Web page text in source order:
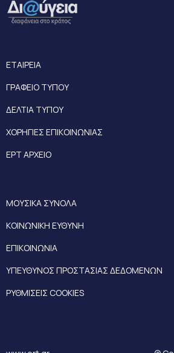
ΕΤΑΙΡΕΙΑ
ΓΡΑΦΕΙΟ ΤΥΠΟΥ
ΔΕΛΤΙΑ ΤΥΠΟΥ
ΧΟΡΗΓΙΕΣ ΕΠΙΚΟΙΝΩΝΙΑΣ
ΕΡΤ ΑΡΧΕΙΟ
ΜΟΥΣΙΚΑ ΣΥΝΟΛΑ
ΚΟΙΝΩΝΙΚΗ ΕΥΘΥΝΗ
ΕΠΙΚΟΙΝΩΝΙΑ
ΥΠΕΥΘΥΝΟΣ ΠΡΟΣΤΑΣΙΑΣ ΔΕΔΟΜΕΝΩΝ
ΡΥΘΜΙΣΕΙΣ COOKIES